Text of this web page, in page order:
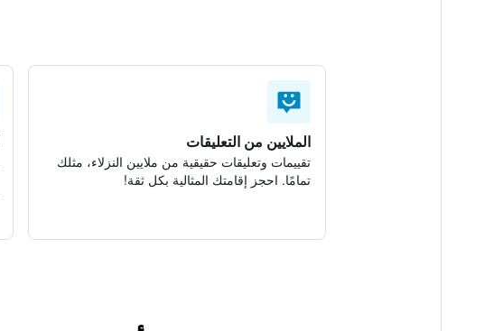
الملايين من التعليقات
تقييمات وتعليقات حقيقية من ملايين النزلاء، مثلك
تمامًا. احجز إقامتك المثالية بكل ثقة!